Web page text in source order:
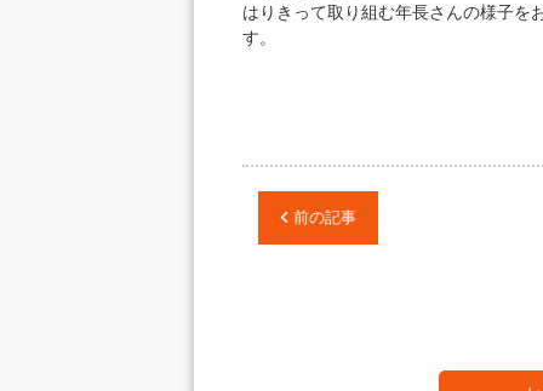
はりきって取り組む年長さんの様子を
す。
前の記事